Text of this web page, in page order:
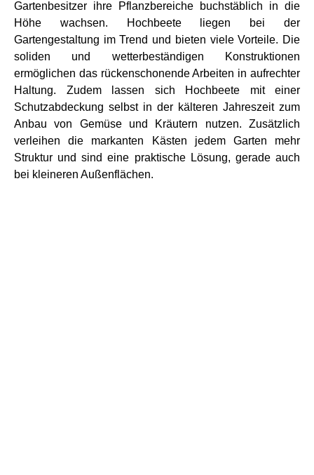
Gartenbesitzer ihre Pflanzbereiche buchstäblich in die
Höhe wachsen. Hochbeete liegen bei der
Gartengestaltung im Trend und bieten viele Vorteile. Die
soliden und wetterbeständigen Konstruktionen
ermöglichen das rückenschonende Arbeiten in aufrechter
Haltung. Zudem lassen sich Hochbeete mit einer
Schutzabdeckung selbst in der kälteren Jahreszeit zum
Anbau von Gemüse und Kräutern nutzen. Zusätzlich
verleihen die markanten Kästen jedem Garten mehr
Struktur und sind eine praktische Lösung, gerade auch
bei kleineren Außenflächen.